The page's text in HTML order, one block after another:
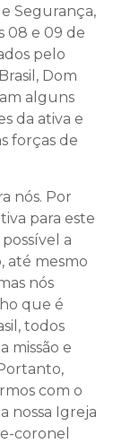
Segurança,
08 e 09 de
pelo
Dom
alguns
da ativa e
forças de
nós. Por
para este
a
até mesmo
nós
que é
todos
missão e
com o
nossa Igreja
coronel